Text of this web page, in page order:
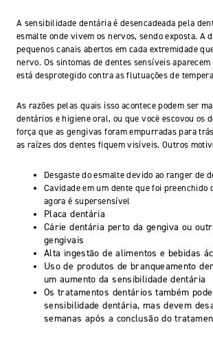
A sensibilidade dentária é desencadeada pela
esmalte onde vivem os nervos, sendo exposta. A
pequenos canais abertos em cada extremidade
nervo. Os sintomas de dentes sensíveis
está desprotegido contra as flutuações de
As razões pelas quais isso acontece podem ser
dentários e higiene oral, ou que você escovou os
força que as gengivas foram empurradas para
as raízes dos dentes fiquem visíveis. Outros
Desgaste do esmalte devido ao ranger de
Cavidade em um dente que foi preenchido
agora é supersensível
Placa dentária
Cárie dentária perto da gengiva ou
gengivais
Alta ingestão de alimentos e bebidas
Uso de produtos de branqueamento
um aumento da sensibilidade dentária
Os tratamentos dentários também
sensibilidade dentária, mas devem
semanas após a conclusão do